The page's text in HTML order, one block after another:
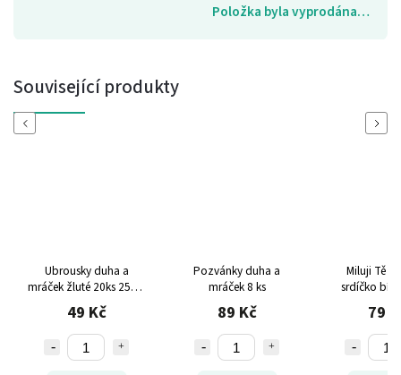
Položka byla vyprodána…
Související produkty
Previous
Ubrousky duha a
mráček žluté 20ks 25cm
x 25cm
49 Kč
Pozvánky duha a
mráček 8 ks
89 Kč
Miluji Tě
srdíčko
79
Next